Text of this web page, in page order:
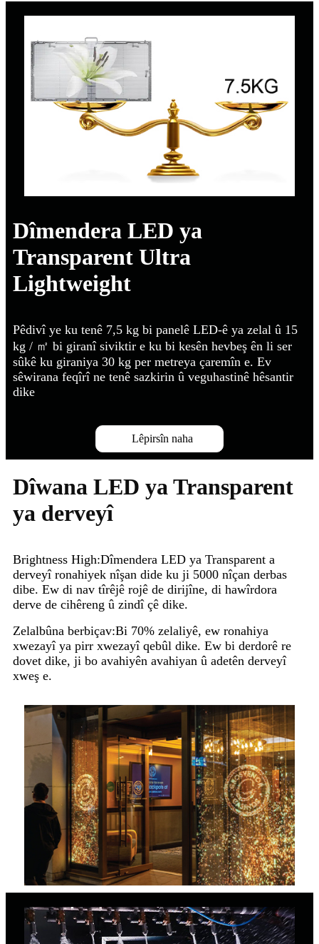
Dîmendera LED ya
Transparent Ultra
Lightweight
Pêdivî ye ku tenê 7,5 kg bi panelê LED-ê ya zelal û 15
kg / ㎡ bi giranî siviktir e ku bi kesên hevbeş ên li ser
sûkê ku giraniya 30 kg per metreya çaremîn e. Ev
sêwirana feqîrî ne tenê sazkirin û veguhastinê hêsantir
dike
Lêpirsîn naha
Dîwana LED ya Transparent
ya derveyî
Brightness High:Dîmendera LED ya Transparent a
derveyî ronahiyek nîşan dide ku ji 5000 nîçan derbas
dibe. Ew di nav tîrêjê rojê de dirijîne, di hawîrdora
derve de cihêreng û zindî çê dike.
Zelalbûna berbiçav:Bi 70% zelaliyê, ew ronahiya
xwezayî ya pirr xwezayî qebûl dike. Ew bi derdorê re
dovet dike, ji bo avahiyên avahiyan û adetên derveyî
xweş e.